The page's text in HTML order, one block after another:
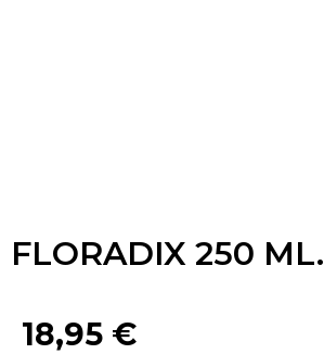
FLORADIX 250 ML.
18,95 €